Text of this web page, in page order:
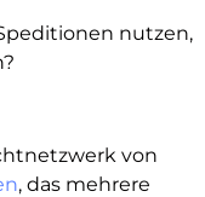
nutzen,
von
, das mehrere